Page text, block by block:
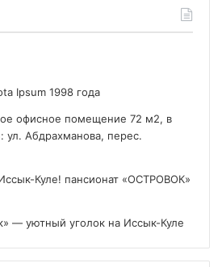
Ipsum 1998 года
офисное помещение 72 м2, в
ул. Абдрахманова, перес.
Куле! пансионат «ОСТРОВОК»
— уютный уголок на Иссык-Куле